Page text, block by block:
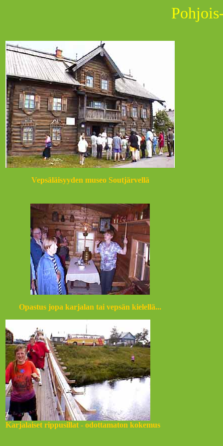
Vepsäläisyyden museo Soutjärvellä
Opastus jopa karjalan tai vepsän kielellä...
Karjalaiset rippusillat - odottamaton kokemus